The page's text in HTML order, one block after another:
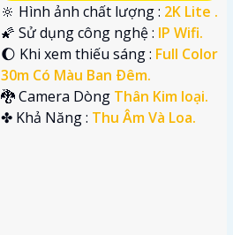
🔆 Hình ảnh chất lượng : 2K Lite .
🌠 Sử dụng công nghệ : IP Wifi.
🌔 Khi xem thiếu sáng : Full Color
30m Có Màu Ban Ðêm.
🐉️ Camera Dòng Thân Kim loại.
️✤ Khả Năng : Thu Âm Và Loa.